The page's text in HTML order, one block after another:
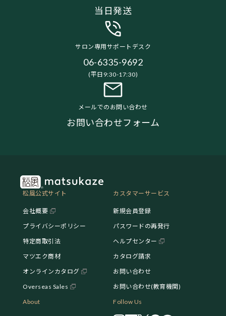
当日発送
サロン専用サポートデスク
06-6335-9692
(平日9:30-17:30)
メールでのお問い合わせ
お問い合わせフォーム
松風公式サイト
会社概要
プライバシーポリシー
特定商取引法
マツエク商材
オンラインカタログ
Overseas Sales
カスタマーサービス
新規会員登録
パスワードの再発行
ヘルプセンター
カタログ請求
お問い合わせ
お問い合わせ(教育機関)
About
Follow Us